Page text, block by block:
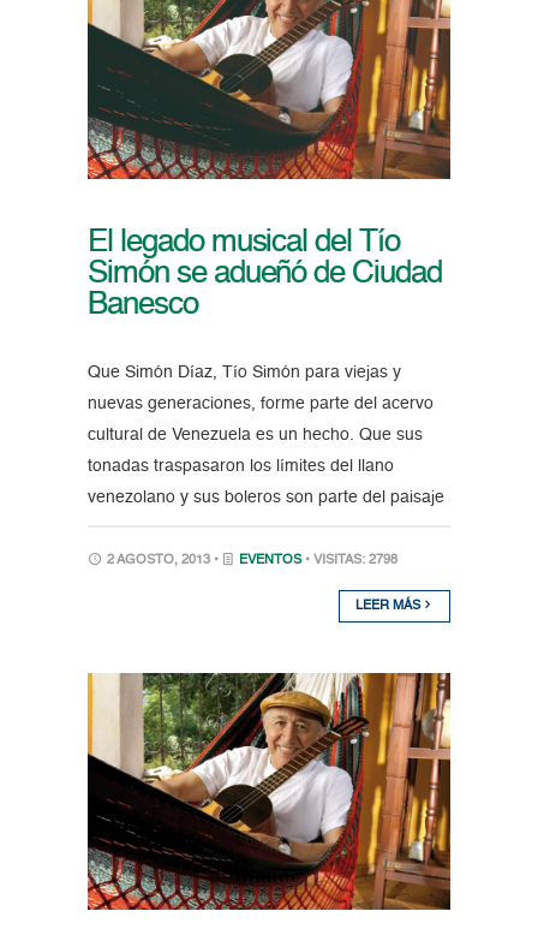
El legado musical del Tío
Simón se adueñó de Ciudad
Banesco
Que Simón Díaz, Tío Simón para viejas y
nuevas generaciones, forme parte del acervo
cultural de Venezuela es un hecho. Que sus
tonadas traspasaron los límites del llano
venezolano y sus boleros son parte del paisaje
2 AGOSTO, 2013 • EVENTOS • VISITAS: 2798
LEER MÁS